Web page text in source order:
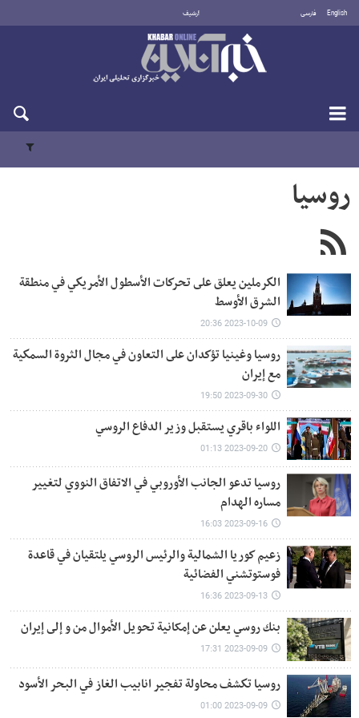
English فارسی أرشيف
روسیا
الكرملين يعلق على تحركات الأسطول الأمريكي في منطقة
الشرق الأوسط
2023-10-09 20:36
روسيا وغينيا تؤكدان على التعاون في مجال الثروة السمكية
مع إيران
2023-09-30 19:50
اللواء باقري يستقبل وزير الدفاع الروسي
2023-09-20 01:13
روسيا تدعو الجانب الأوروبي في الاتفاق النووي لتغيير
مساره الهدام
2023-09-16 16:03
زعيم كوريا الشمالية والرئیس الروسي يلتقيان في قاعدة
فوستوتشني الفضائية
2023-09-13 16:36
بنك روسي يعلن عن إمکانیة تحويل الأموال من و إلى إيران
2023-09-09 17:31
روسيا تكشف محاولة تفجير انابيب الغاز في البحر الأسود
2023-09-09 01:00